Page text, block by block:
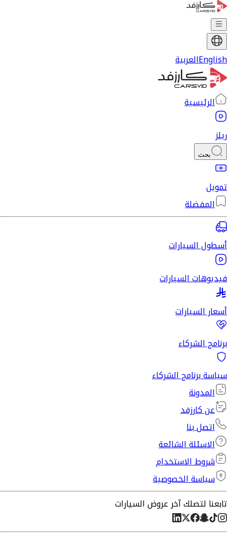
Englishالعربية
الرئيسية
ريلز
بحث
تمويل
المفضلة
أسطول السيارات
فيديوهات السيارات
أسعار السيارات
برنامج الشركاء
سياسة برنامج الشركاء
المدونة
عن كارزفد
اتصل بنا
الاسئلة الشائعة
شروط الاستخدام
سياسة الخصوصية
تابعنا لتصلك آخر عروض السيارات